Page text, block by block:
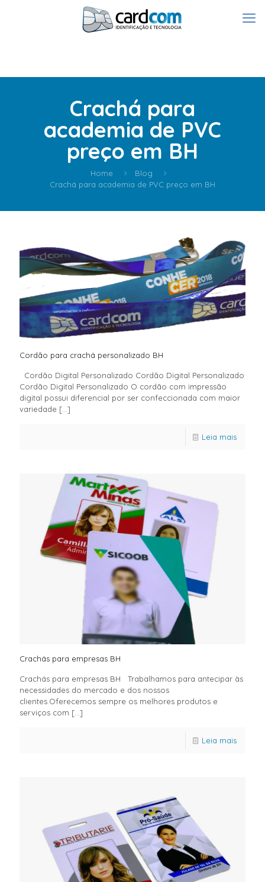
Crachá para
academia de PVC
preço em BH
Home
Blog
Crachá para academia de PVC preço em BH
Cordão para crachá personalizado BH
Cordão Digital Personalizado Cordão Digital Personalizado
Cordão Digital Personalizado O cordão com impressão
digital possui diferencial por ser confeccionada com maior
variedade […]
Leia mais
Crachás para empresas BH
Crachás para empresas BH Trabalhamos para antecipar às
necessidades do mercado e dos nossos
clientes.Oferecemos sempre os melhores produtos e
serviços com […]
Leia mais